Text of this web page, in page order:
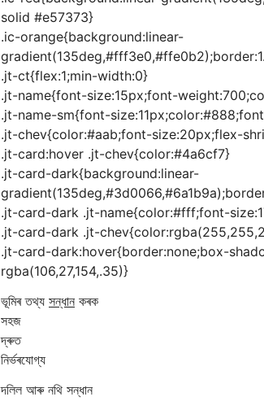
solid #e57373}
.ic-orange{background:linear-
.jt-ct{flex:1;min-width:0}
.jt-name{font-size:15px;font-
.jt-name-sm{font-
.jt-chev{color:#aab;font-size:20px;flex-
.jt-card:hover .jt-chev{color:#4a6cf7}
.jt-card-dark{background:linear-
.jt-card-dark .jt-name{color:#fff;font-
.jt-card-dark .jt-
.jt-card-dark:hover{border:none;box-
rgba(106,27,154,.35)}
ভূমিৰ তথ্য সন্ধান কৰক
সহজ
দ্ৰুত
নিৰ্ভৰযোগ্য
দলিল আৰু নথি সন্ধান